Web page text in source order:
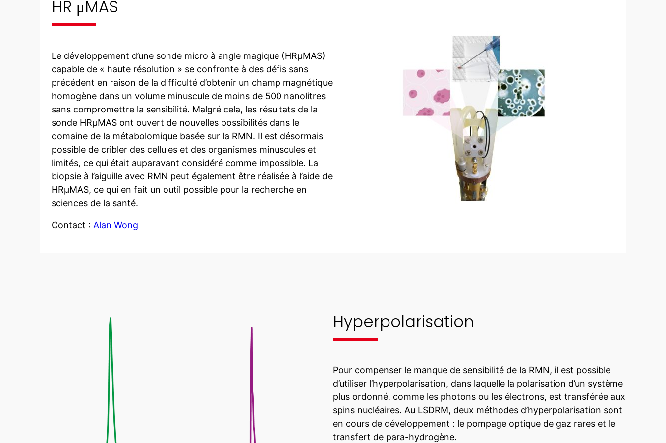
HR μMAS
Le développement d’une sonde micro à angle magique (HRμMAS)
capable de « haute résolution » se confronte à des défis sans
précédent en raison de la difficulté d’obtenir un champ magnétique
homogène dans un volume minuscule de moins de 500 nanolitres
sans compromettre la sensibilité. Malgré cela, les résultats de la
sonde HRμMAS ont ouvert de nouvelles possibilités dans le
domaine de la métabolomique basée sur la RMN. Il est désormais
possible de cribler des cellules et des organismes minuscules et
limités, ce qui était auparavant considéré comme impossible. La
biopsie à l’aiguille avec RMN peut également être réalisée à l’aide de
HRμMAS, ce qui en fait un outil possible pour la recherche en
sciences de la santé.
Contact : Alan Wong
Hyperpolarisation
Pour compenser le manque de sensibilité de la RMN, il est possible
d’utiliser l’hyperpolarisation, dans laquelle la polarisation d’un système
plus ordonné, comme les photons ou les électrons, est transférée aux
spins nucléaires. Au LSDRM, deux méthodes d’hyperpolarisation sont
en cours de développement : le pompage optique de gaz rares et le
transfert de para-hydrogène.